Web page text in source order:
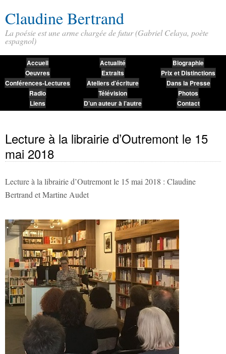
Claudine Bertrand
La poésie est une arme chargée de futur (Gabriel Celaya, poète
espagnol)
Accueil Actualité
Biographie
Oeuvres
Extraits
Prix et Distinctions
Conférences-Lectures
Ateliers d’écriture
Dans la Presse
Radio
Télévision
Photos
Liens
D’un auteur à l’autre Contact
Lecture à la librairie d’Outremont le 15
mai 2018
Lecture à la librairie d’Outremont le 15 mai 2018 : Claudine
Bertrand et Martine Audet